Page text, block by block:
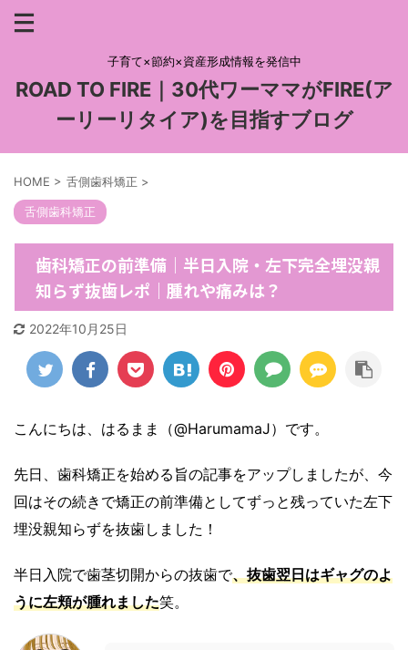
子育て×節約×資産形成情報を発信中
ROAD TO FIRE｜30代ワーママがFIRE(ア
ーリーリタイア)を目指すブログ
HOME > 舌側歯科矯正 >
舌側歯科矯正
歯科矯正の前準備｜半日入院・左下完全埋没親
知らず抜歯レポ｜腫れや痛みは？
2022年10月25日
こんにちは、はるまま（@HarumamaJ）です。
先日、歯科矯正を始める旨の記事をアップしましたが、今
回はその続きで矯正の前準備としてずっと残っていた左下
埋没親知らずを抜歯しました！
半日入院で歯茎切開からの抜歯で、抜歯翌日はギャグのよ
うに左頬が腫れました笑。